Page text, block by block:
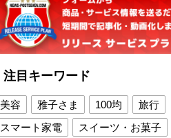
注目キーワード
美容 雅子さま 100均
旅行
スマート家電
スイーツ・お菓子